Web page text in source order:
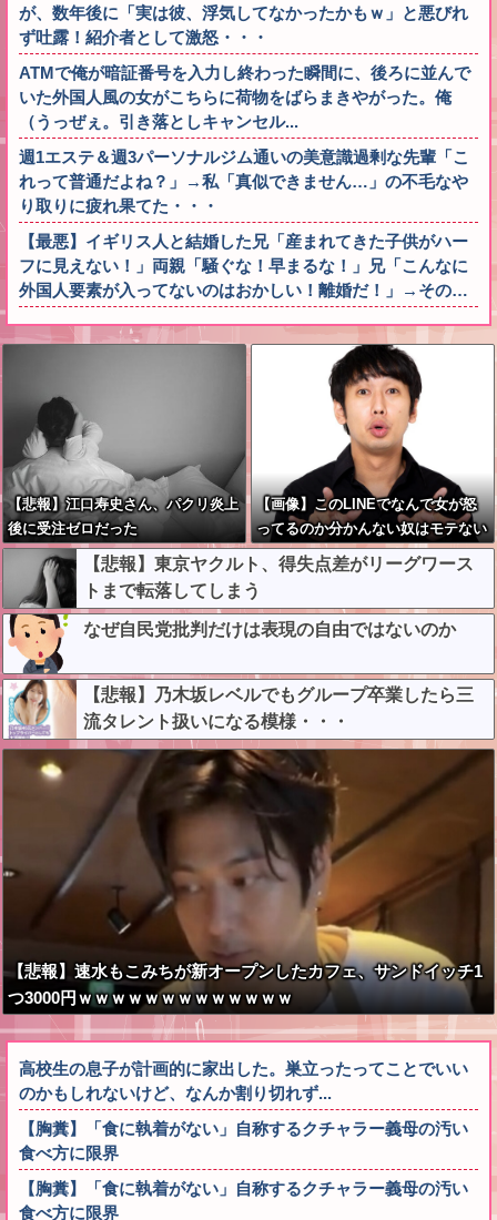
が、数年後に「実は彼、浮気してなかったかもｗ」と悪びれ
ず吐露！紹介者として激怒・・・
ATMで俺が暗証番号を入力し終わった瞬間に、後ろに並んで
いた外国人風の女がこちらに荷物をばらまきやがった。俺
（うっぜぇ。引き落としキャンセル...
週1エステ＆週3パーソナルジム通いの美意識過剰な先輩「こ
れって普通だよね？」→私「真似できません…」の不毛なや
り取りに疲れ果てた・・・
【最悪】イギリス人と結婚した兄「産まれてきた子供がハー
フに見えない！」両親「騒ぐな！早まるな！」兄「こんなに
外国人要素が入ってないのはおかしい！離婚だ！」→その…
【悲報】江口寿史さん、パクリ炎上
後に受注ゼロだった
【画像】このLINEでなんで女が怒
ってるのか分かんない奴はモテない
奴確定らしい←お前らは勿論わかる
よな？？？？？？？
【悲報】東京ヤクルト、得失点差がリーグワース
トまで転落してしまう
なぜ自民党批判だけは表現の自由ではないのか
【悲報】乃木坂レベルでもグループ卒業したら三
流タレント扱いになる模様・・・
【悲報】速水もこみちが新オープンしたカフェ、サンドイッチ1
つ3000円ｗｗｗｗｗｗｗｗｗｗｗｗｗ
高校生の息子が計画的に家出した。巣立ったってことでいい
のかもしれないけど、なんか割り切れず...
【胸糞】「食に執着がない」自称するクチャラー義母の汚い
食べ方に限界
【胸糞】「食に執着がない」自称するクチャラー義母の汚い
食べ方に限界